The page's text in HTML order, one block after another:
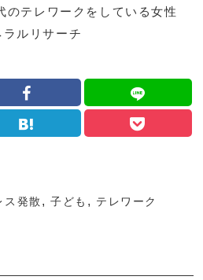
のテレワークをしている女性
ラルリサーチ
ス発散 ,子ども , テレワーク